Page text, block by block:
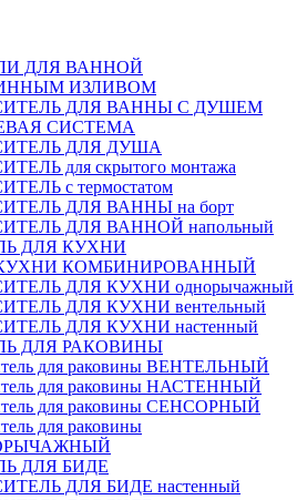
ДЛЯ ВАННОЙ
ИЗЛИВОМ
ДЛЯ ВАННЫ С ДУШЕМ
СИСТЕМА
ДЛЯ ДУША
для скрытого монтажа
с термостатом
ДЛЯ ВАННЫ на борт
ДЛЯ ВАННОЙ напольный
ДЛЯ КУХНИ
КОМБИНИРОВАННЫЙ
ДЛЯ КУХНИ однорычажный
ДЛЯ КУХНИ вентельный
ДЛЯ КУХНИ настенный
ДЛЯ РАКОВИНЫ
для раковины ВЕНТЕЛЬНЫЙ
для раковины НАСТЕННЫЙ
для раковины СЕНСОРНЫЙ
для раковины
ДЛЯ БИДЕ
ДЛЯ БИДЕ настенный